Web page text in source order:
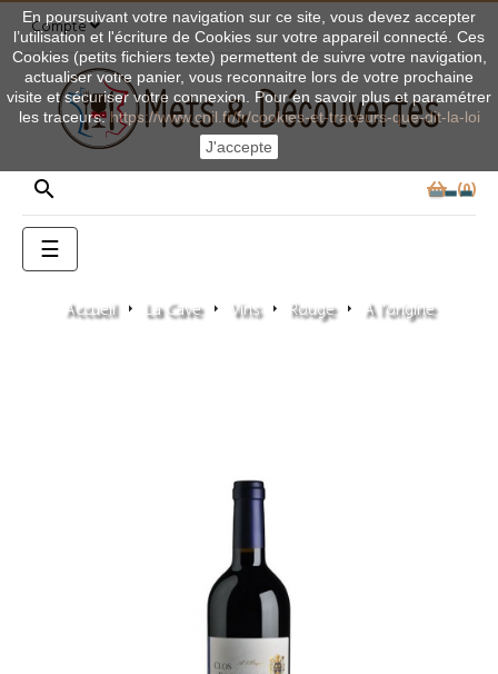
Compte
 0
Basculer
la
navigation
☰
Accueil La Cave Vins Rouge A l'origine
En poursuivant votre navigation sur ce site, vous devez accepter
l’utilisation et l'écriture de Cookies sur votre appareil connecté. Ces
Cookies (petits fichiers texte) permettent de suivre votre navigation,
actualiser votre panier, vous reconnaitre lors de votre prochaine
visite et sécuriser votre connexion. Pour en savoir plus et paramétrer
les traceurs: https://www.cnil.fr/fr/cookies-et-traceurs-que-dit-la-loi
J'accepte